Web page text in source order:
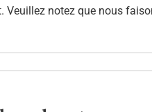
notez que nous